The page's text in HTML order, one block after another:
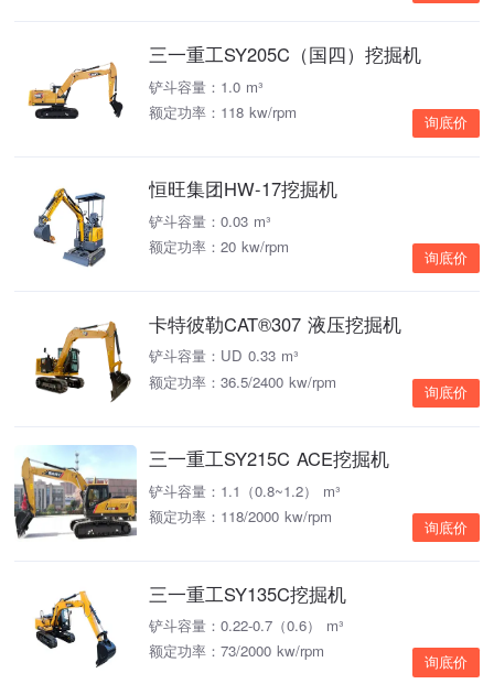
三一重工SY205C（国四）挖掘机
铲斗容量：1.0 m³
额定功率：118 kw/rpm
询底价
恒旺集团HW-17挖掘机
铲斗容量：0.03 m³
额定功率：20 kw/rpm
询底价
卡特彼勒CAT®307 液压挖掘机
铲斗容量：UD 0.33 m³
额定功率：36.5/2400 kw/rpm
询底价
三一重工SY215C ACE挖掘机
铲斗容量：1.1（0.8~1.2） m³
额定功率：118/2000 kw/rpm
询底价
三一重工SY135C挖掘机
铲斗容量：0.22-0.7（0.6） m³
额定功率：73/2000 kw/rpm
询底价